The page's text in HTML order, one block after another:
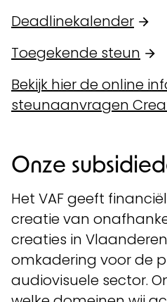
Deadlinekalender
Toegekende steun
Bekijk hier de online
steunaanvragen
Onze
Het VAF geeft
creatie van
creaties in
omkadering voor de
audiovisuele sector.